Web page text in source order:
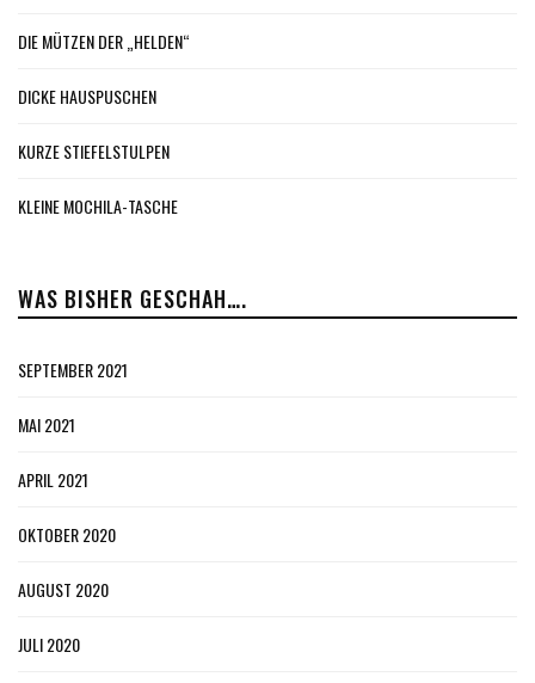
DIE MÜTZEN DER „HELDEN“
DICKE HAUSPUSCHEN
KURZE STIEFELSTULPEN
KLEINE MOCHILA-TASCHE
WAS BISHER GESCHAH….
SEPTEMBER 2021
MAI 2021
APRIL 2021
OKTOBER 2020
AUGUST 2020
JULI 2020